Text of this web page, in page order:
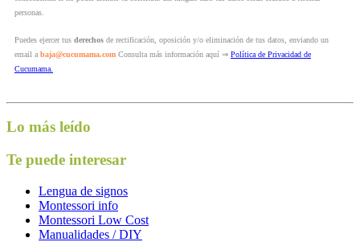
personas.
Puedes ejercer tus derechos de rectificación, oposición y/o eliminación de tus datos, enviando un
email a baja@cucumama.com Consulta más información aquí ⇒ Política de Privacidad de
Cucumama.
Lo más leído
Te puede interesar
Lengua de signos
Montessori info
Montessori Low Cost
Manualidades / DIY